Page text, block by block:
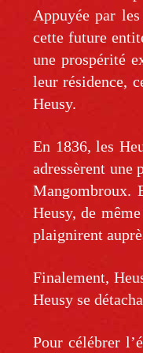
Appuyée par
cette future
une prospérité
leur résidence,
Heusy.
En 1836, les
adressèrent
Mangombroux.
Heusy, de
plaignirent
Finalement,
Heusy se
Pour célébrer